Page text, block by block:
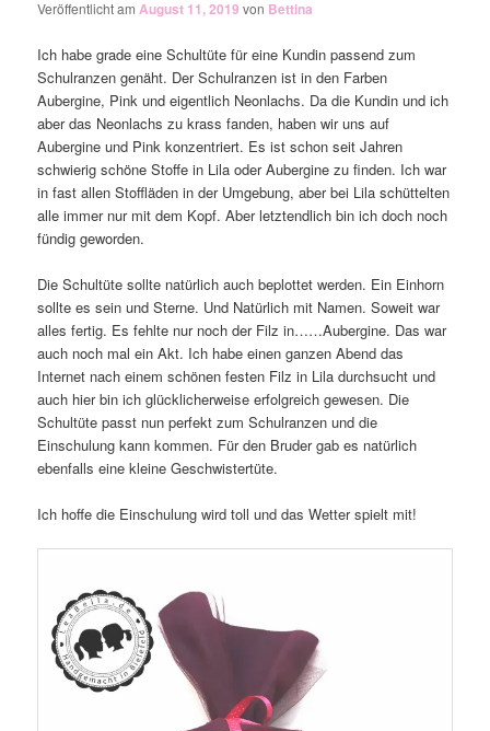
Veröffentlicht amAugust 11, 2019 von Bettina
Ich habe grade eine Schultüte für eine Kundin passend zum
Schulranzen genäht. Der Schulranzen ist in den Farben
Aubergine, Pink und eigentlich Neonlachs. Da die Kundin und ich
aber das Neonlachs zu krass fanden, haben wir uns auf
Aubergine und Pink konzentriert. Es ist schon seit Jahren
schwierig schöne Stoffe in Lila oder Aubergine zu finden. Ich war
in fast allen Stoffläden in der Umgebung, aber bei Lila schüttelten
alle immer nur mit dem Kopf. Aber letztendlich bin ich doch noch
fündig geworden.
Die Schultüte sollte natürlich auch beplottet werden. Ein Einhorn
sollte es sein und Sterne. Und Natürlich mit Namen. Soweit war
alles fertig. Es fehlte nur noch der Filz in……Aubergine. Das war
auch noch mal ein Akt. Ich habe einen ganzen Abend das
Internet nach einem schönen festen Filz in Lila durchsucht und
auch hier bin ich glücklicherweise erfolgreich gewesen. Die
Schultüte passt nun perfekt zum Schulranzen und die
Einschulung kann kommen. Für den Bruder gab es natürlich
ebenfalls eine kleine Geschwistertüte.
Ich hoffe die Einschulung wird toll und das Wetter spielt mit!